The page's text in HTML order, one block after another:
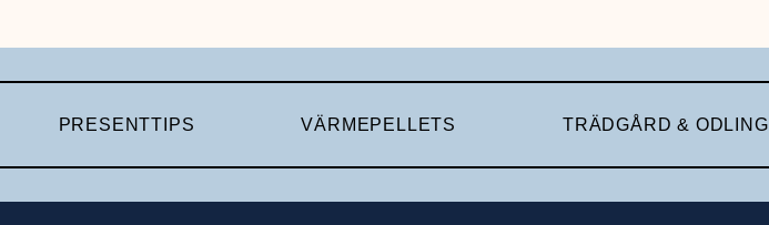
PRESENTTIPS VÄRMEPELLETS TRÄDGÅRD & ODLING